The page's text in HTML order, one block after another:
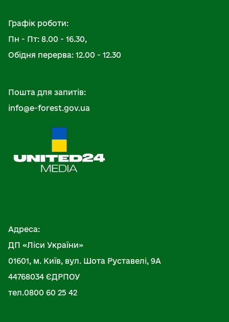
Графік роботи:
Пн - Пт: 8.00 - 16.30,
Обідня перерва: 12.00 - 12.30
Пошта для запитів:
info@e-forest.gov.ua
Адреса:
ДП «Ліси України»
01601, м. Київ, вул. Шота Руставелі, 9А
44768034 ЄДРПОУ
тел.0800 60 25 42